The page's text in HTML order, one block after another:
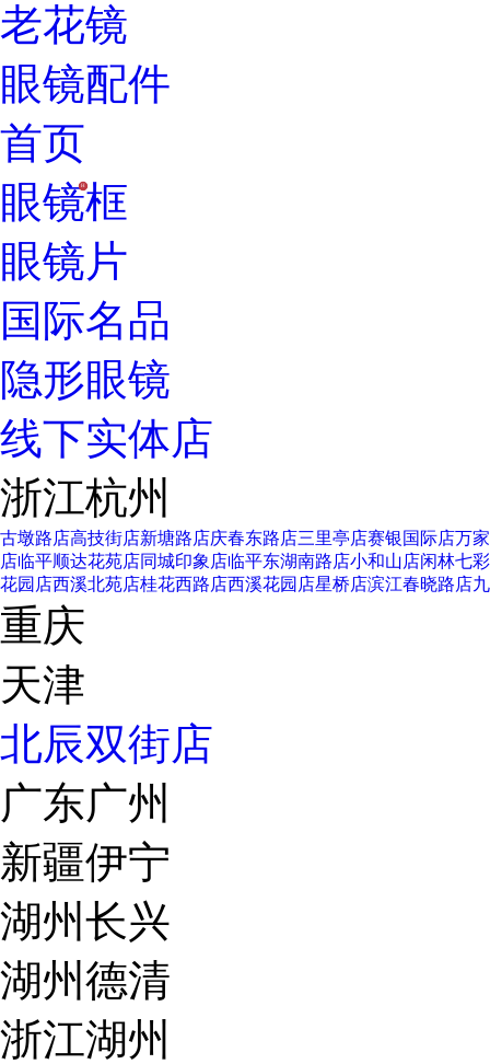
老花镜
眼镜配件
首页
H
眼镜框
眼镜片
国际名品
隐形眼镜
线下实体店
浙江杭州
古墩路店高技街店新塘路店庆春东路店三里亭店赛银国际店万
店临平顺达花苑店同城印象店临平东湖南路店小和山店闲林七
花园店西溪北苑店桂花西路店西溪花园店星桥店滨江春晓路店
重庆
天津
北辰双街店
广东广州
新疆伊宁
湖州长兴
湖州德清
浙江湖州